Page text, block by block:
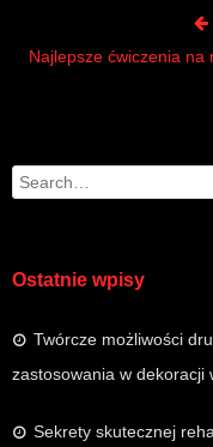
Search
Ostatnie wpisy
Twórcze możliwości
zastosowania w dekoracji
Sekrety skutecznej
Post
Najlepsze ćwiczenia